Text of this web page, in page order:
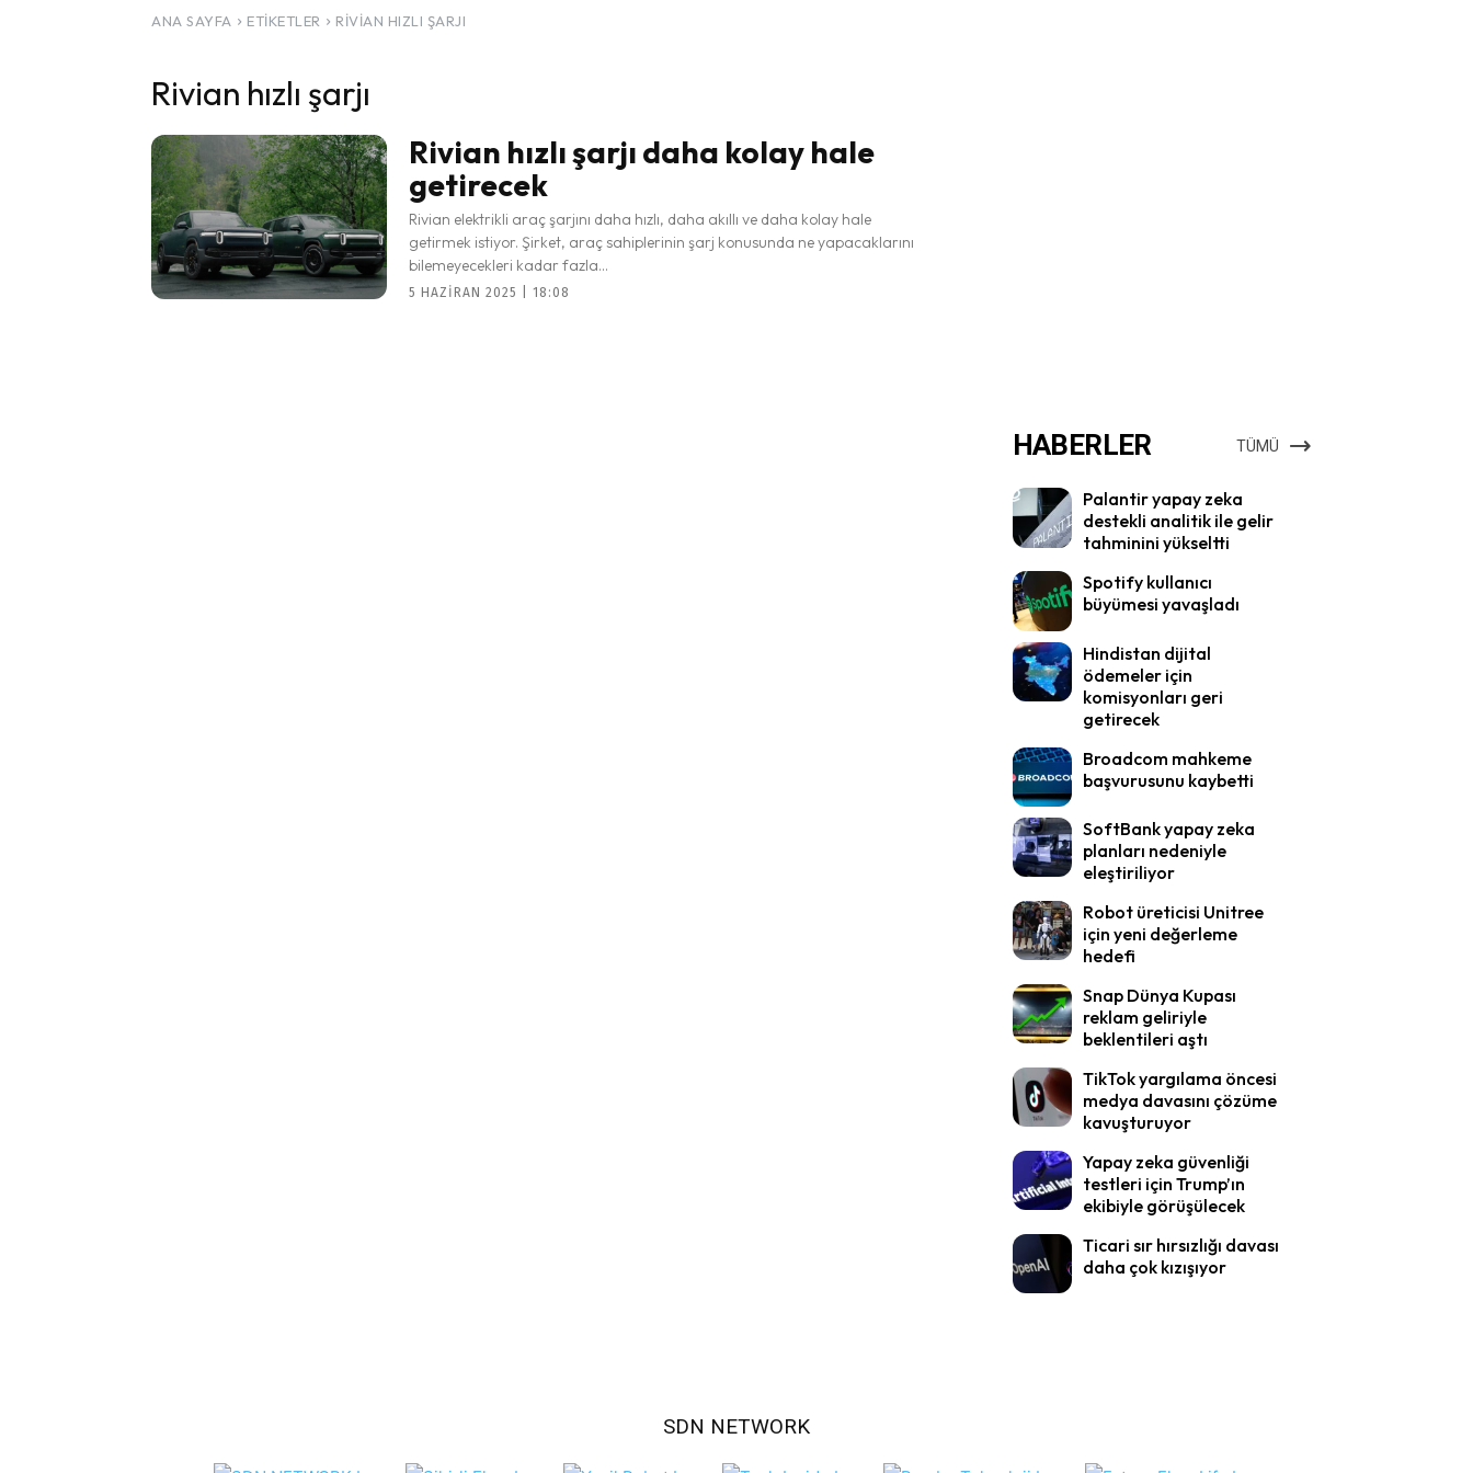
ANA SAYFA ETIKETLER RIVIAN HIZLI ŞARJI
Rivian hızlı şarjı
Rivian hızlı şarjı daha kolay hale
getirecek
Rivian elektrikli araç şarjını daha hızlı, daha akıllı ve daha kolay hale
getirmek istiyor. Şirket, araç sahiplerinin şarj konusunda ne yapacaklarını
bilemeyecekleri kadar fazla...
5 HAZIRAN 2025 | 18:08
HABERLER TÜMÜ
Palantir yapay zeka
destekli analitik ile gelir
tahminini yükseltti
Spotify kullanıcı
büyümesi yavaşladı
Hindistan dijital
ödemeler için
komisyonları geri
getirecek
Broadcom mahkeme
başvurusunu kaybetti
SoftBank yapay zeka
planları nedeniyle
eleştiriliyor
Robot üreticisi Unitree
için yeni değerleme
hedefi
Snap Dünya Kupası
reklam geliriyle
beklentileri aştı
TikTok yargılama öncesi
medya davasını çözüme
kavuşturuyor
Yapay zeka güvenliği
testleri için Trump’ın
ekibiyle görüşülecek
Ticari sır hırsızlığı davası
daha çok kızışıyor
SDN NETWORK